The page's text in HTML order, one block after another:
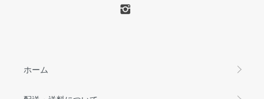
ホーム